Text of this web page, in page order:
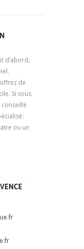
d’abord,
de
Si vous
ou un